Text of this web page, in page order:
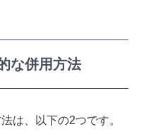
な併用方法
は、以下の2つです。